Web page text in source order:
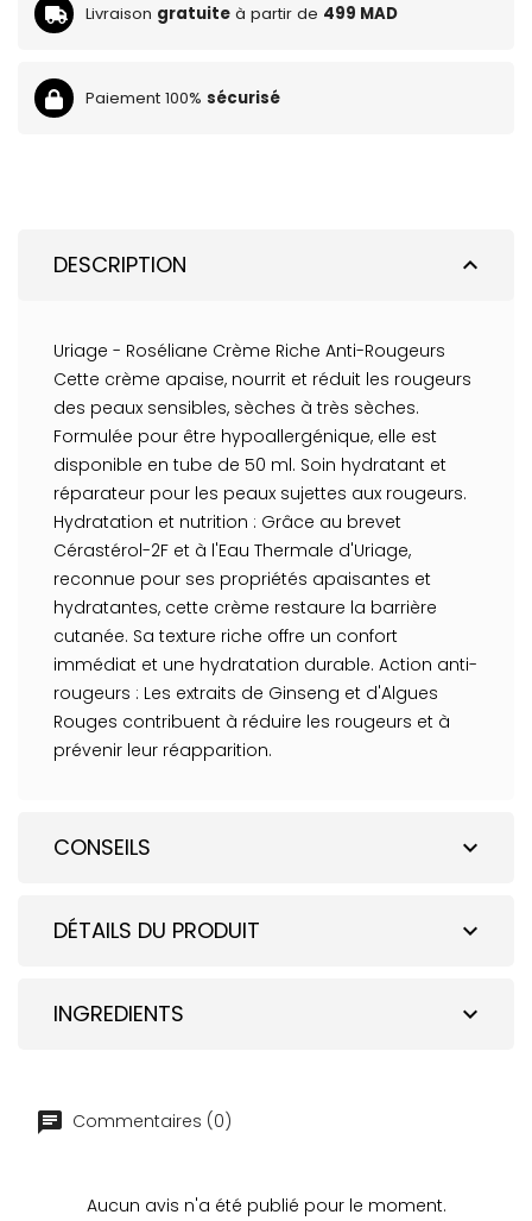
Livraison gratuite à partir de 499 MAD
Paiement 100% sécurisé
expand_less
DESCRIPTION
Uriage - Roséliane Crème Riche Anti-Rougeurs
Cette crème apaise, nourrit et réduit les rougeurs
des peaux sensibles, sèches à très sèches.
Formulée pour être hypoallergénique, elle est
disponible en tube de 50 ml. Soin hydratant et
réparateur pour les peaux sujettes aux rougeurs.
Hydratation et nutrition : Grâce au brevet
Cérastérol-2F et à l'Eau Thermale d'Uriage,
reconnue pour ses propriétés apaisantes et
hydratantes, cette crème restaure la barrière
cutanée. Sa texture riche offre un confort
immédiat et une hydratation durable. Action anti-
rougeurs : Les extraits de Ginseng et d'Algues
Rouges contribuent à réduire les rougeurs et à
prévenir leur réapparition.
expand_more
CONSEILS
expand_more
DÉTAILS DU PRODUIT
expand_more
INGREDIENTS
Commentaires (0)
Aucun avis n'a été publié pour le moment.